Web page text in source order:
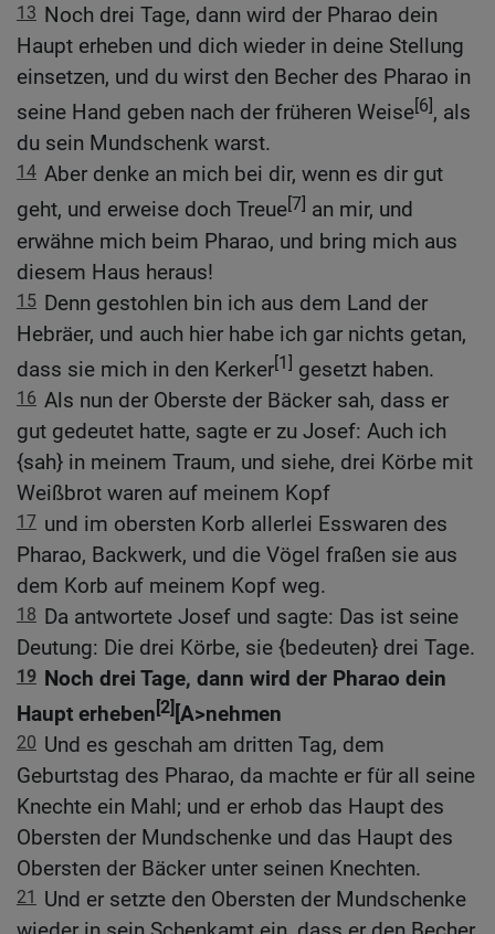
13 Noch drei Tage, dann wird der Pharao dein
Haupt erheben und dich wieder in deine Stellung
einsetzen, und du wirst den Becher des Pharao in
seine Hand geben nach der früheren Weise[6], als
du sein Mundschenk warst.
14 Aber denke an mich bei dir, wenn es dir gut
geht, und erweise doch Treue[7] an mir, und
erwähne mich beim Pharao, und bring mich aus
diesem Haus heraus!
15 Denn gestohlen bin ich aus dem Land der
Hebräer, und auch hier habe ich gar nichts getan,
dass sie mich in den Kerker[1] gesetzt haben.
16 Als nun der Oberste der Bäcker sah, dass er
gut gedeutet hatte, sagte er zu Josef: Auch ich
{sah} in meinem Traum, und siehe, drei Körbe mit
Weißbrot waren auf meinem Kopf
17 und im obersten Korb allerlei Esswaren des
Pharao, Backwerk, und die Vögel fraßen sie aus
dem Korb auf meinem Kopf weg.
18 Da antwortete Josef und sagte: Das ist seine
Deutung: Die drei Körbe, sie {bedeuten} drei Tage.
19 Noch drei Tage, dann wird der Pharao dein
Haupt erheben [2] [A>nehmen
20 Und es geschah am dritten Tag, dem
Geburtstag des Pharao, da machte er für all seine
Knechte ein Mahl; und er erhob das Haupt des
Obersten der Mundschenke und das Haupt des
Obersten der Bäcker unter seinen Knechten.
21
Und er setzte den Obersten der Mundschenke